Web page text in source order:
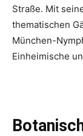
Straße. Mit
thematischen
München-
Einheimische